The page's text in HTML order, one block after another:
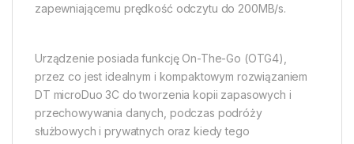
zapewniającemu prędkość odczytu do 200MB/s.
Urządzenie posiada funkcję On-The-Go (OTG4),
przez co jest idealnym i kompaktowym rozwiązaniem
DT microDuo 3C do tworzenia kopii zapasowych i
przechowywania danych, podczas podróży
służbowych i prywatnych oraz kiedy tego